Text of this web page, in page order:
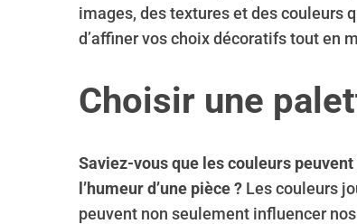
images, des textures et des couleurs
d’affiner vos choix décoratifs tout en
Choisir une
Saviez-vous que les couleurs
l’humeur d’une pièce ? Les couleurs
peuvent non seulement influencer
S
r
c
h